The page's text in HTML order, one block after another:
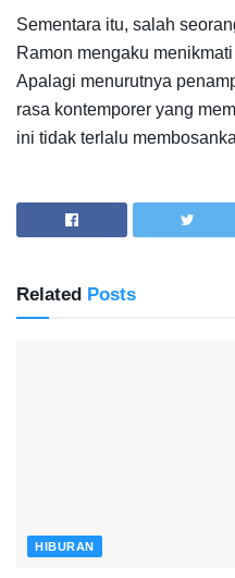
Sementara itu, salah
Ramon mengaku
Apalagi menurutnya
rasa kontemporer yang
ini tidak terlalu
Related Posts
HIBURAN